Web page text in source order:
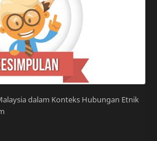
dalam Konteks Hubungan Etnik